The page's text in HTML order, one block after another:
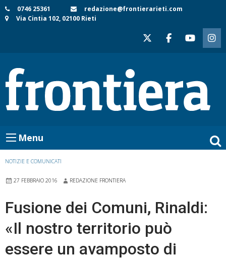
Skip
to
0746 25361
redazione@frontierarieti.com
Via Cintia 102, 02100 Rieti
Menu
NOTIZIE E COMUNICATI
27 FEBBRAIO 2016 REDAZIONE FRONTIERA
Fusione dei Comuni, Rinaldi:
«Il nostro territorio può
essere un avamposto di